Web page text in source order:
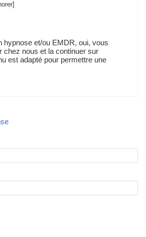
hypnoe et/ou EMDR, oui, vou
chez nou et la continuer ur
et adapté pour permettre une